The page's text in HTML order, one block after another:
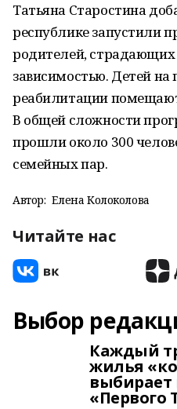
Татьяна Старостина
республике запустили
родителей, страдающих
зависимостью. Детей
реабилитации
В общей сложности
прошли около 300
семейных пар.
Автор: Елена Колоколова
Читайте нас
Выбор
Каждый
жилья
выбирает
«Первого